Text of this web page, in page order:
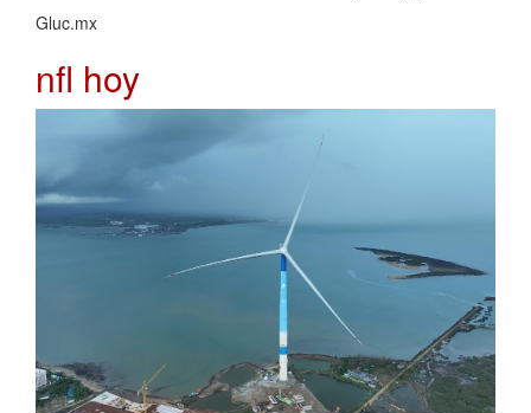
Gluc.mx
nfl hoy